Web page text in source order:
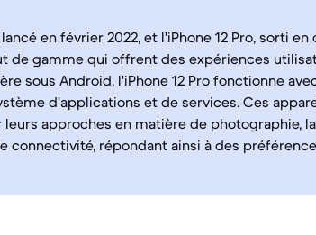
lancé en février 2022, et l'iPhone 12 Pro, sorti
de gamme qui offrent des expériences
sous Android, l'iPhone 12 Pro fonctionne
d'applications et de services. Ces
approches en matière de photographie,
connectivité, répondant ainsi à des